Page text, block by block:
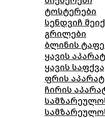
ტოსტერები
სენდვიჩ
გრილები
ბლინის
ყავის
ყავის
ფრის
ჩირის